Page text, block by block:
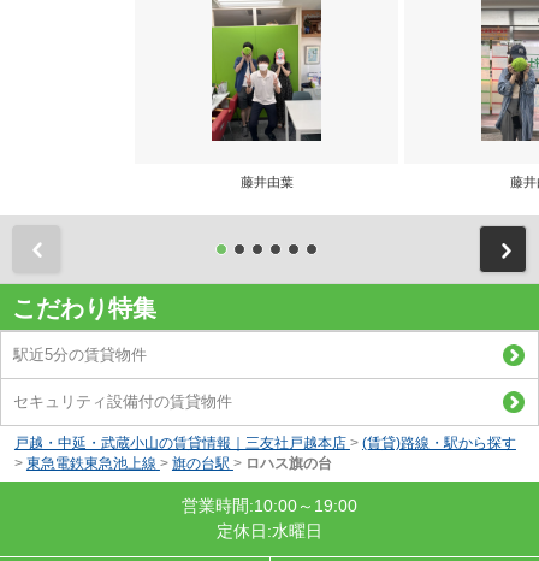
藤井由葉 藤井
こだわり特集
駅近5分の賃貸物件
セキュリティ設備付の賃貸物件
戸越・中延・武蔵小山の賃貸情報｜三友社戸越本店 > (賃貸)路線・駅から探す
> 東急電鉄東急池上線 > 旗の台駅 > ロハス旗の台
営業時間:10:00～19:00
定休日:水曜日